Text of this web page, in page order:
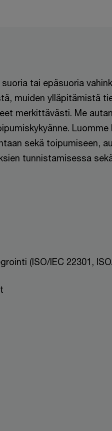
tai epäsuoria
muiden ylläpitämistä
merkittävästi. Me
sekä toipumiseen,
tunnistamisessa
(ISO/IEC 22301,